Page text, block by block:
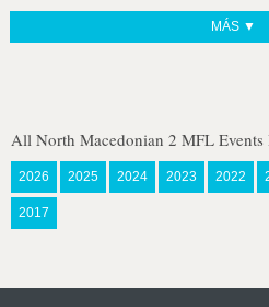
MÁS ▼
All North Macedonian 2 MFL Events
2026 2025 2024 2023 2022
2017